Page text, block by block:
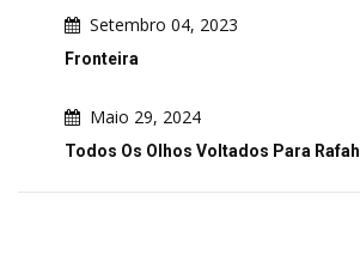
Setembro 04, 2023
Fronteira
Maio 29, 2024
Todos Os Olhos Voltados Para Rafah